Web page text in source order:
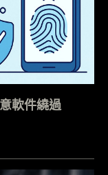
軟件繞過